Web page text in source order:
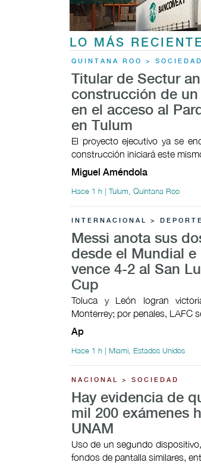
LO MÁS RECIENTE
QUINTANA ROO > SOCIEDAD
Titular de Sectur
construcción de
en el acceso al
en Tulum
El proyecto ejecutivo ya se
construcción iniciará este
Miguel Améndola
Hace 1 h | Tulum, Quintana Roo
INTERNACIONAL >
Messi anota sus
desde el Mundial e
vence 4-2 al San
Cup
Toluca y León logran
Monterrey; por penales, LAFC
Ap
Hace 1 h | Miami, Estados Unidos
NACIONAL > SOCIEDAD
Hay evidencia de
mil 200 exámenes
UNAM
Uso de un segundo
fondos de pantalla similares,